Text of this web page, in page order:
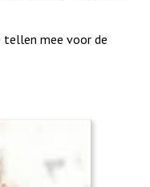
tellen mee voor de